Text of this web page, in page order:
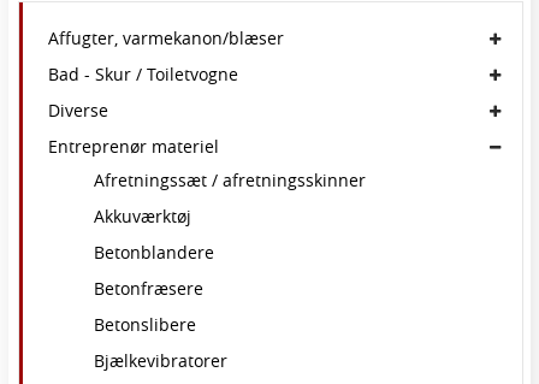
Affugter, varmekanon/blæser
Bad - Skur / Toiletvogne
Diverse
Entreprenør materiel
Afretningssæt / afretningsskinner
Akkuværktøj
Betonblandere
Betonfræsere
Betonslibere
Bjælkevibratorer